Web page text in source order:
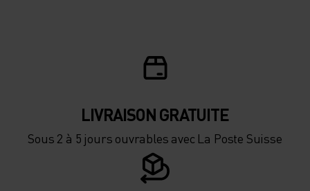
LIVRAISON GRATUITE
Sous 2 à 5 jours ouvrables avec La Poste Suisse